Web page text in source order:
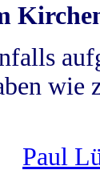
wie
Paul